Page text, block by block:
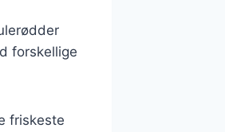
forskellige
friskeste